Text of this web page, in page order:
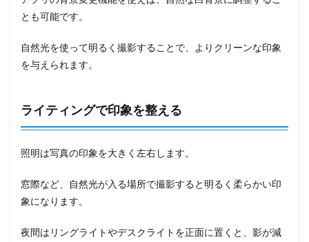
とも可能です。
自然光を使って明るく撮影することで、よりクリーンな印象
を与えられます。
ライティングで印象を整える
照明は写真の印象を大きく左右します。
窓際など、自然光が入る場所で撮影すると明るく柔らかい印
象になります。
夜間はリングライトやデスクライトを正面に置くと、影が減